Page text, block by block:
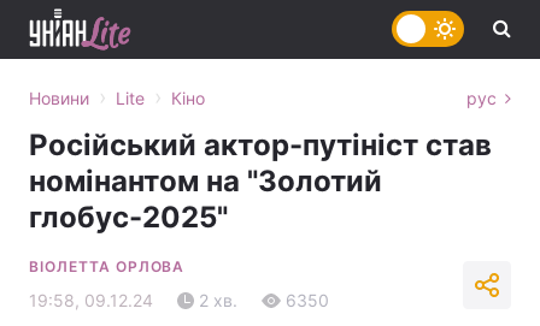
Новини › Lite › Кіно рус
Російський актор-путініст став
номінантом на "Золотий
глобус-2025"
ВІОЛЕТТА ОРЛОВА
19:58, 09.12.24 2 хв. 6350